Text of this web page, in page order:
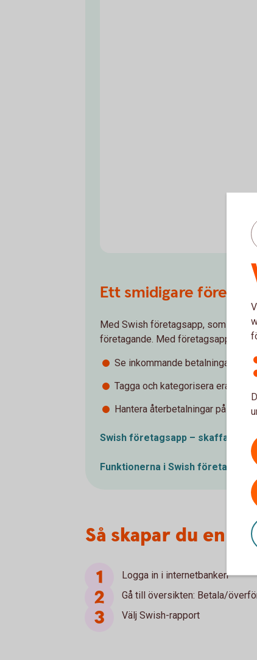
Ett smidigare
Med Swish företagsapp, som är ett
företagande. Med företagsappen
Se inkommande betalningar i
Tagga och kategorisera era
Hantera återbetalningar på ett
Swish företagsapp – skaffa
Funktionerna i Swish
Så skapar du en
Logga in i internetbanken
Gå till översikten: Betala/
Välj Swish-rapport